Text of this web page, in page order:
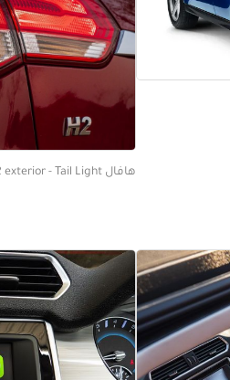
هافال H2 exterior - Tail Light